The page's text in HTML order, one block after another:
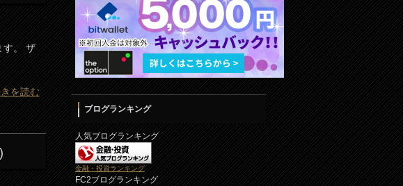
す。 ザ
を読む
ブログランキング
人気ブログランキング
金融・投資ランキング
FC2ブログランキング